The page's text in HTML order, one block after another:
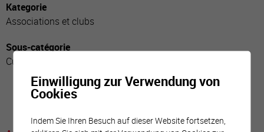
Kategorie
Associations et clubs
Sous-catégorie
Culturels
Einwilligung zur Verwendung von
Cookies
Indem Sie Ihren Besuch auf dieser Website fortsetzen,